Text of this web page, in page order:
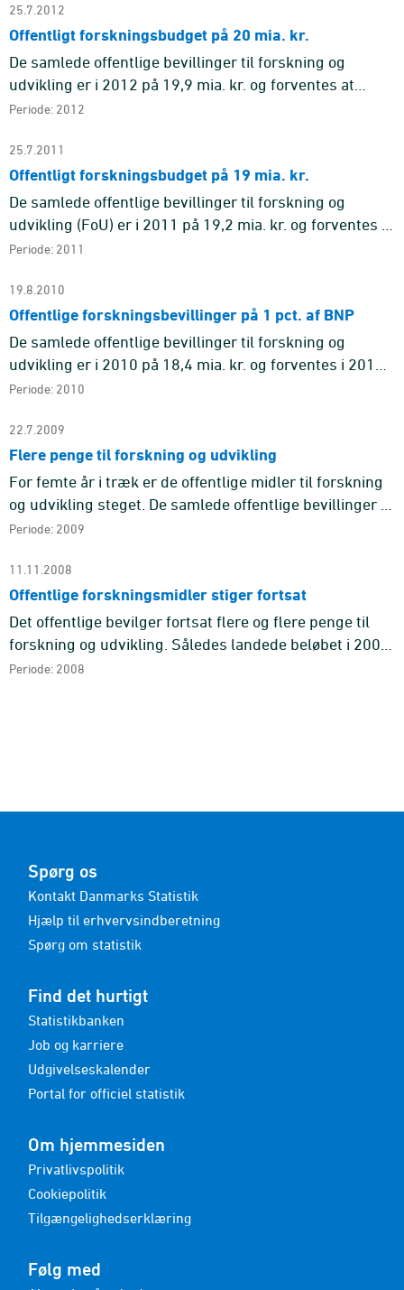
25.7.2012
Offentligt forskningsbudget på 20 mia. kr.
De samlede offentlige bevillinger til forskning og
udvikling er i 2012 på 19,9 mia. kr. og forventes at
udgøre 1,1 pct. af bruttonationalproduktet (BNP).
Periode: 2012
25.7.2011
Offentligt forskningsbudget på 19 mia. kr.
De samlede offentlige bevillinger til forskning og
udvikling (FoU) er i 2011 på 19,2 mia. kr. og forventes i
2011 at udgøre 1,1 pct. af bruttonationalproduktet
Periode: 2011
19.8.2010
Offentlige forskningsbevillinger på 1 pct. af BNP
De samlede offentlige bevillinger til forskning og
udvikling er i 2010 på 18,4 mia. kr. og forventes i 2010
at udgøre 1,1 pct. af bruttonationalproduktet (BNP). Det
Periode: 2010
22.7.2009
Flere penge til forskning og udvikling
For femte år i træk er de offentlige midler til forskning
og udvikling steget. De samlede offentlige bevillinger til
forskning og udvikling er på 17,2 mia. kr., hvilket s ...
Periode: 2009
11.11.2008
Offentlige forskningsmidler stiger fortsat
Det offentlige bevilger fortsat flere og flere penge til
forskning og udvikling. Således landede beløbet i 2008
Periode: 2008
Spørg os
Kontakt Danmarks Statistik
Hjælp til erhvervsindberetning
Spørg om statistik
Find det hurtigt
Statistikbanken
Job og karriere
Udgivelseskalender
Portal for officiel statistik
Om hjemmesiden
Privatlivspolitik
Cookiepolitik
Tilgængelighedserklæring
Følg med